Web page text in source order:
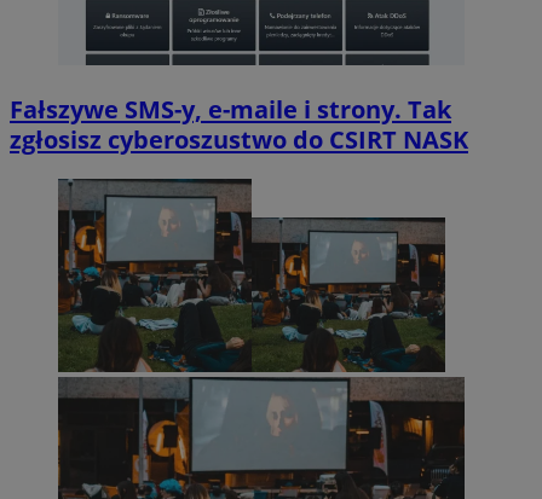
Fałszywe SMS-y, e-maile i strony. Tak
zgłosisz cyberoszustwo do CSIRT NASK